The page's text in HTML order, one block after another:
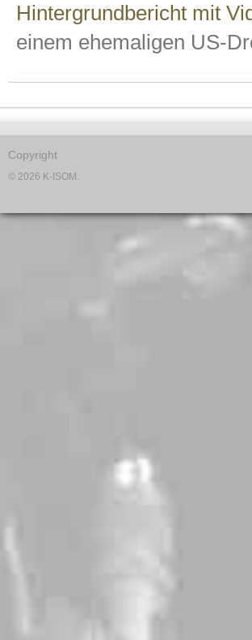
Hintergrundbericht mit
einem ehemaligen US-
Copyright
© 2026 K-ISOM.